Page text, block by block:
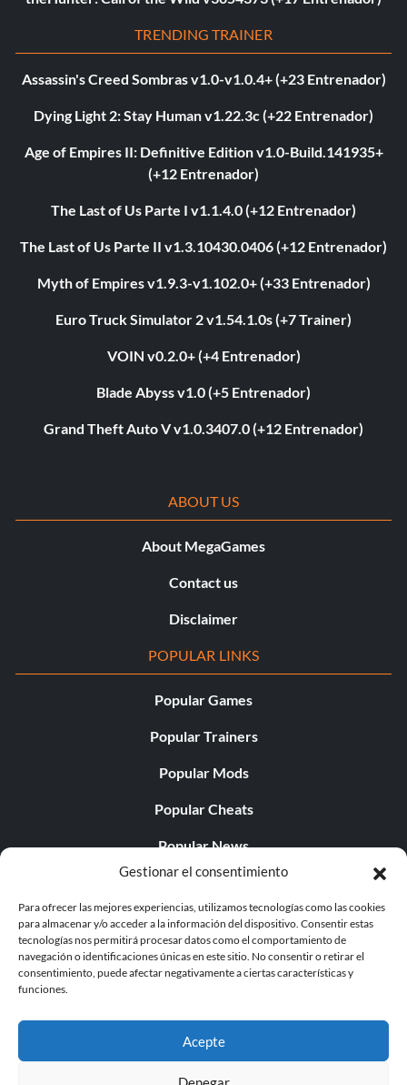
Gestionar el consentimiento
Para ofrecer las mejores experiencias, utilizamos tecnologías como las cookies
para almacenar y/o acceder a la información del dispositivo. Consentir estas
tecnologías nos permitirá procesar datos como el comportamiento de
navegación o identificaciones únicas en este sitio. No consentir o retirar el
consentimiento, puede afectar negativamente a ciertas características y
funciones.
Acepte
TRENDING TRAINER
Assassin's Creed Sombras v1.0-v1.0.4+ (+23 Entrenador)
Dying Light 2: Stay Human v1.22.3c (+22 Entrenador)
Age of Empires II: Definitive Edition v1.0-Build.141935+
(+12 Entrenador)
The Last of Us Parte I v1.1.4.0 (+12 Entrenador)
The Last of Us Parte II v1.3.10430.0406 (+12 Entrenador)
Myth of Empires v1.9.3-v1.102.0+ (+33 Entrenador)
Euro Truck Simulator 2 v1.54.1.0s (+7 Trainer)
VOIN v0.2.0+ (+4 Entrenador)
Blade Abyss v1.0 (+5 Entrenador)
Grand Theft Auto V v1.0.3407.0 (+12 Entrenador)
ABOUT US
About MegaGames
Contact us
Disclaimer
POPULAR LINKS
Popular Games
Popular Trainers
Popular Mods
Popular Cheats
Popular News
Popular Editorials
Popular Free Games
LATEST UPDATES